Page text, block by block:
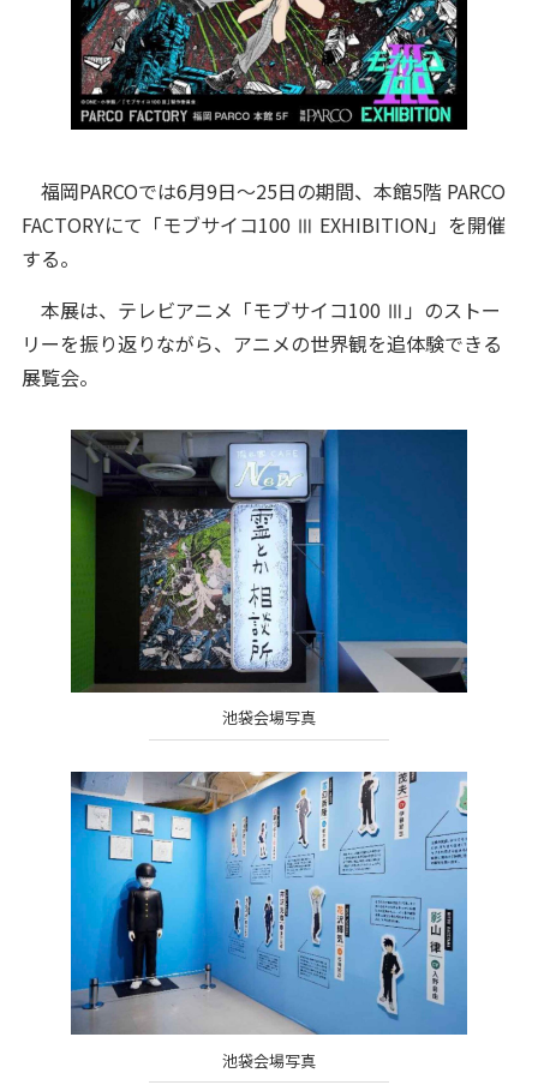
福岡PARCOでは6月9日〜25日の期間、本館5階 PARCO
FACTORYにて「モブサイコ100 Ⅲ EXHIBITION」を開催
する。
本展は、テレビアニメ「モブサイコ100 Ⅲ」のストー
リーを振り返りながら、アニメの世界観を追体験できる
展覧会。
池袋会場写真
池袋会場写真